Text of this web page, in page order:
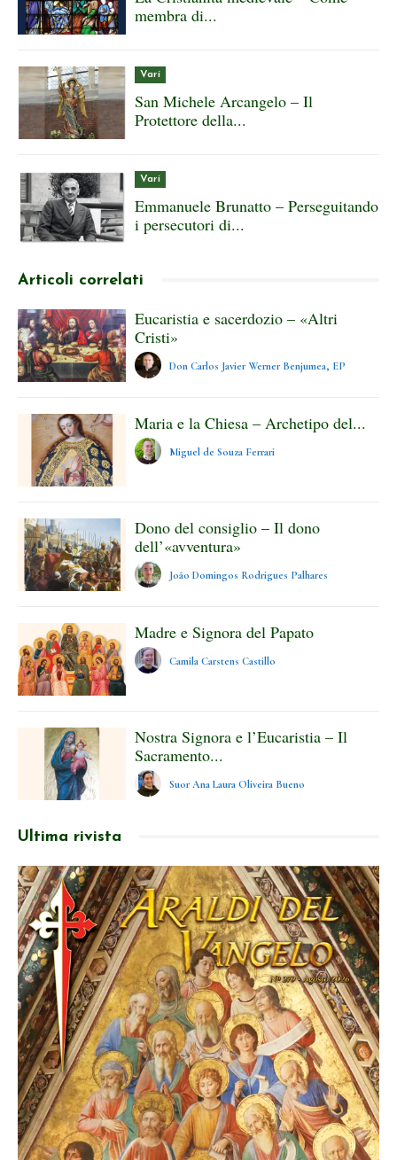
membra di...
Vari
San Michele Arcangelo – Il
Protettore della...
Vari
Emmanuele Brunatto – Perseguitando
i persecutori di...
Articoli correlati
Eucaristia e sacerdozio – «Altri
Cristi»
Don Carlos Javier Werner Benjumea, EP
Maria e la Chiesa – Archetipo del...
Miguel de Souza Ferrari
Dono del consiglio – Il dono
dell’«avventura»
João Domingos Rodrigues Palhares
Madre e Signora del Papato
Camila Carstens Castillo
Nostra Signora e l’Eucaristia – Il
Sacramento...
Suor Ana Laura Oliveira Bueno
Ultima rivista